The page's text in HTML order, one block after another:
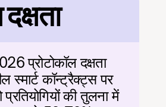
प्रोटोकॉल दक्षता
स्मार्ट कॉन्ट्रैक्ट्स पर
की तुलना में